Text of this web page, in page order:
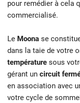
pour remédier à cela
commercialisé.
Le Moona se
dans la taie de votre
température sous
gérant un circuit fermé
en association avec
votre cycle de